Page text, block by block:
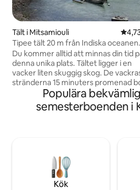
Tält i Mitsamiouli 4,73
Tipee tält 20 m från Indiska oceanen.
Profetens hål
Du kommer alltid att minnas din tid
denna unika plats. Tältet ligger i en
vacker liten skuggig skog. De
stränderna 15 minuters promenad
Du kan också bada här i Trou du
Prophète eller på de 2 små
närheten. Promenera till korallrevet
"Chez Diop" och beundra
SIM-kortdata 4 euro = 2 GB + SMS +
samtalstid, 20 euro = 20 GB.
Populära
semesterboenden i
Kök